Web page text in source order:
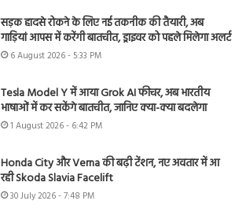
सड़क हादसे रोकने के लिए नई तकनीक की तैयारी, अब
गाड़ियां आपस में करेंगी बातचीत, ड्राइवर को पहले मिलेगा अलर्ट
6 August 2026 - 5:33 PM
Tesla Model Y में आया Grok AI फीचर, अब भारतीय
भाषाओं में कर सकेंगे बातचीत, जानिए क्या-क्या बदलेगा
1 August 2026 - 6:42 PM
Honda City और Verna की बढ़ी टेंशन, नए अवतार में आ
रही Skoda Slavia Facelift
30 July 2026 - 7:48 PM